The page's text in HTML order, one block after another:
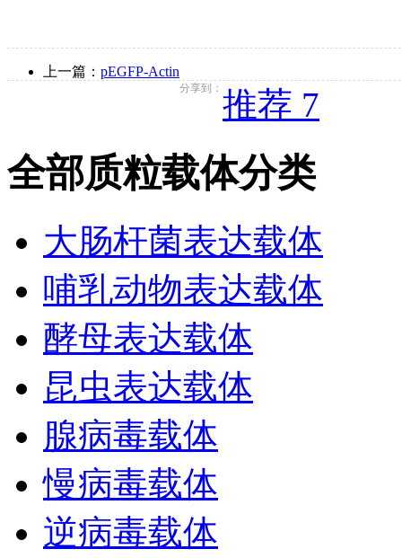
上一篇： pEGFP-Actin
分享到： 推荐 7
全部质粒载体分类
大肠杆菌表达载体
哺乳动物表达载体
酵母表达载体
昆虫表达载体
腺病毒载体
慢病毒载体
逆病毒载体